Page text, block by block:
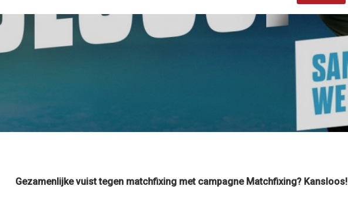
Gezamenlijke vuist tegen matchfixing met campagne Matchfixing? Kansloos!